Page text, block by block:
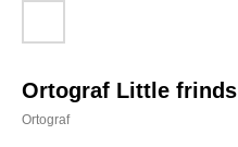
Ortograf Little frinds
Ortograf